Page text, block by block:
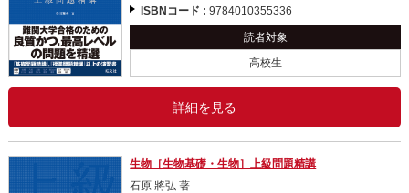
ISBNコード :9784010355336
読者対象
高校生
詳細を見る
生物［生物基礎・生物］上級問題精講
石原 將弘 著